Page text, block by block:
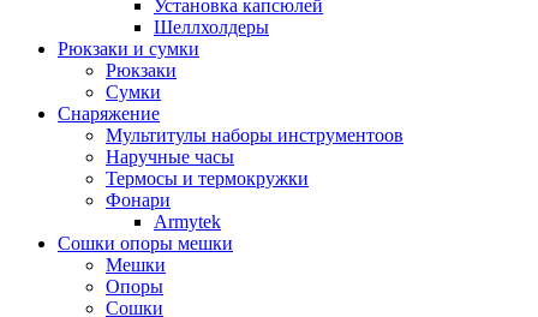
Установка капсюлей
Шеллхолдеры
Рюкзаки и сумки
Рюкзаки
Сумки
Снаряжение
Мультитулы наборы инструментоов
Наручные часы
Термосы и термокружки
Фонари
Armytek
Сошки опоры мешки
Мешки
Опоры
Сошки